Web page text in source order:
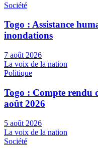
Société
Togo : Assistance
inondations
7 août 2026
La voix de la nation
Politique
Togo : Compte rendu
août 2026
5 août 2026
La voix de la nation
Société